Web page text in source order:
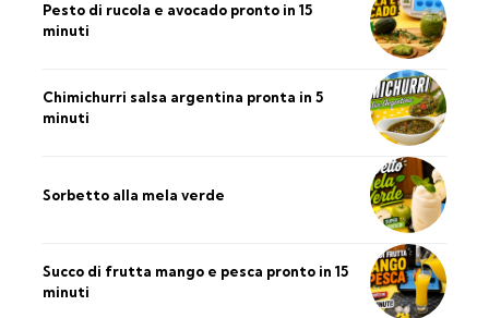
Pesto di rucola e avocado pronto in 15
minuti
Chimichurri salsa argentina pronta in 5
minuti
Sorbetto alla mela verde
Succo di frutta mango e pesca pronto in 15
minuti